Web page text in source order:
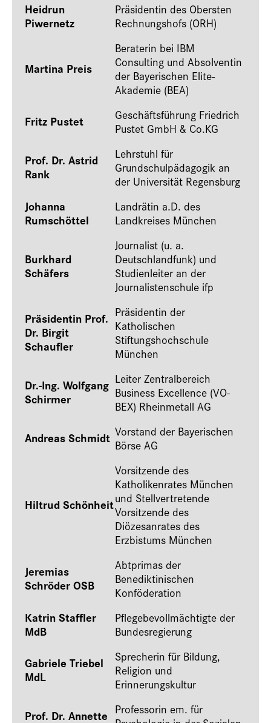
Heidrun
Piwernetz
Präsidentin des Obersten
Rechnungshofs (ORH)
Martina Preis
Beraterin bei IBM
Consulting und Absolventin
der Bayerischen Elite-
Akademie (BEA)
Fritz Pustet
Geschäftsführung Friedrich
Pustet GmbH & Co.KG
Prof. Dr. Astrid
Rank
Lehrstuhl für
Grundschulpädagogik an
der Universität Regensburg
Johanna
Rumschöttel
Landrätin a.D. des
Landkreises München
Burkhard
Schäfers
Journalist (u. a.
Deutschlandfunk) und
Studienleiter an der
Journalistenschule ifp
Präsidentin Prof.
Dr. Birgit
Schaufler
Präsidentin der
Katholischen
Stiftungshochschule
München
Dr.-Ing. Wolfgang
Schirmer
Leiter Zentralbereich
Business Excellence (VO-
BEX) Rheinmetall AG
Andreas Schmidt Vorstand der Bayerischen
Börse AG
Hiltrud Schönheit
Vorsitzende des
Katholikenrates München
und Stellvertretende
Vorsitzende des
Diözesanrates des
Erzbistums München
Jeremias
Schröder OSB
Abtprimas der
Benediktinischen
Konföderation
Katrin Staffler
MdB
Pflegebevollmächtigte der
Bundesregierung
Gabriele Triebel
MdL
Sprecherin für Bildung,
Religion und
Erinnerungskultur
Prof. Dr. Annette Professorin em. für